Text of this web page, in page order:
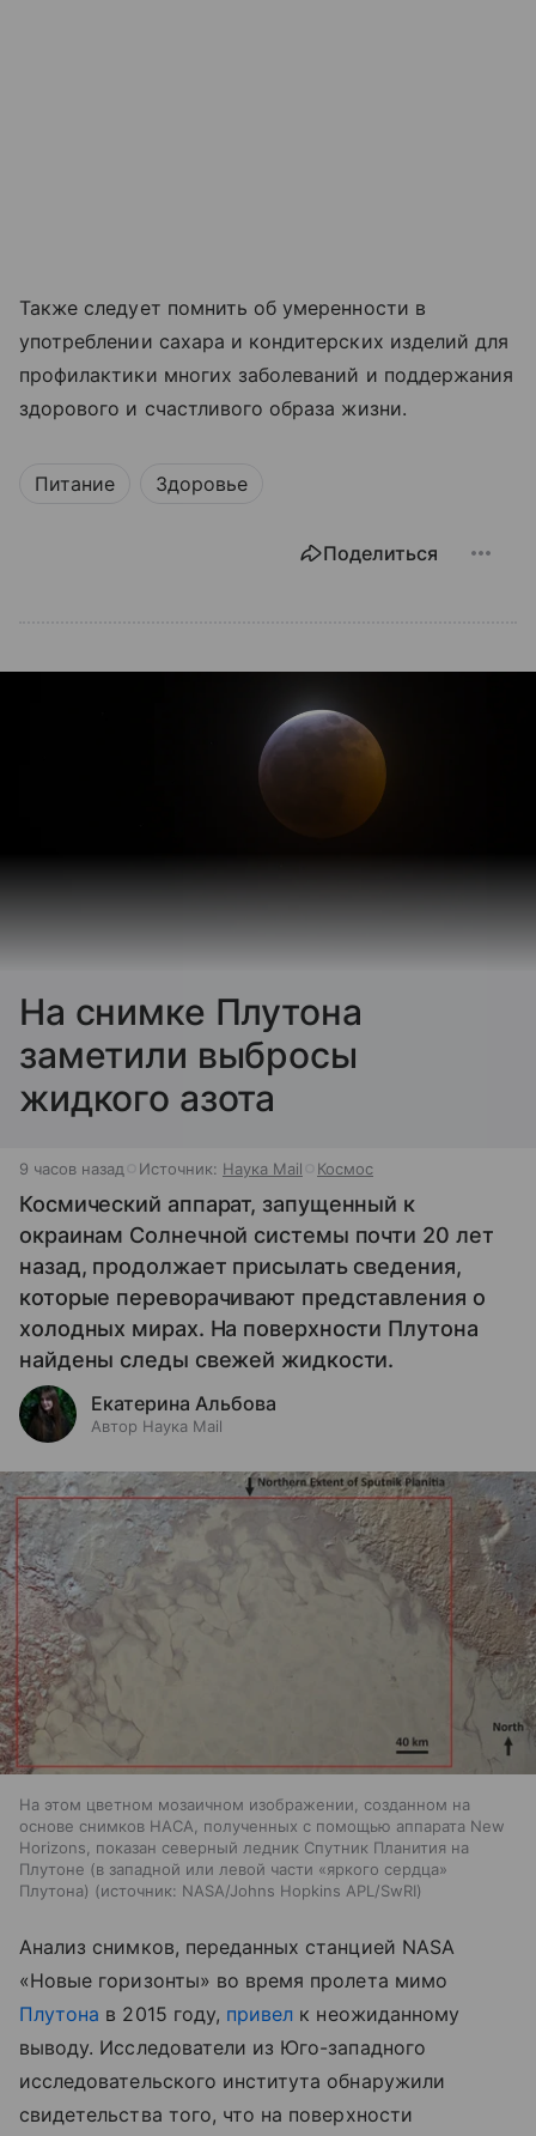
Также следует помнить об умеренности в
употреблении сахара и кондитерских изделий для
профилактики многих заболеваний и поддержания
здорового и счастливого образа жизни.
Питание Здоровье
Поделиться
На снимке Плутона
заметили выбросы
жидкого азота
9 часов назад Источник: Наука Mail Космос
Космический аппарат, запущенный к
окраинам Солнечной системы почти 20 лет
назад, продолжает присылать сведения,
которые переворачивают представления о
холодных мирах. На поверхности Плутона
найдены следы свежей жидкости.
Екатерина Альбова
Автор Наука Mail
На этом цветном мозаичном изображении, созданном на
основе снимков НАСА, полученных с помощью аппарата New
Horizons, показан северный ледник Спутник Планития на
Плутоне (в западной или левой части «яркого сердца»
Плутона)
источник: NASA/Johns Hopkins APL/SwRI
Анализ снимков, переданных станцией NASA
«Новые горизонты» во время пролета мимо
Плутона в 2015 году, привел к неожиданному
выводу. Исследователи из Юго-западного
исследовательского института обнаружили
свидетельства того, что на поверхности